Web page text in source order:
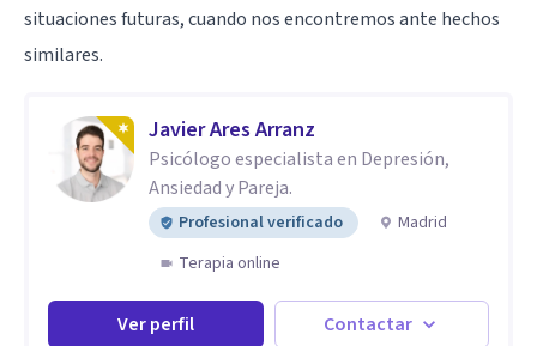
situaciones futuras, cuando nos encontremos ante hechos
similares.
Javier Ares Arranz
Psicólogo especialista en Depresión,
Ansiedad y Pareja.
Profesional verificado
Madrid
Terapia online
Ver perfil Contactar